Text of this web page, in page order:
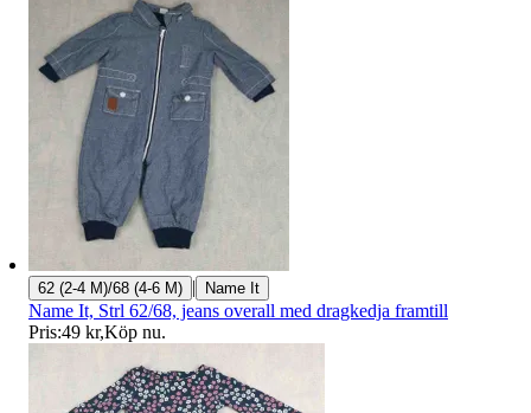
62 (2-4 M)/68 (4-6 M) | Name It
Name It, Strl 62/68, jeans overall med dragkedja framtill
Pris:49 kr,Köp nu.